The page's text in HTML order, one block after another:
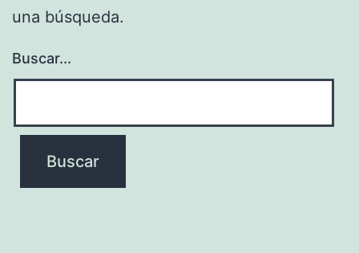
una búsqueda.
Buscar...